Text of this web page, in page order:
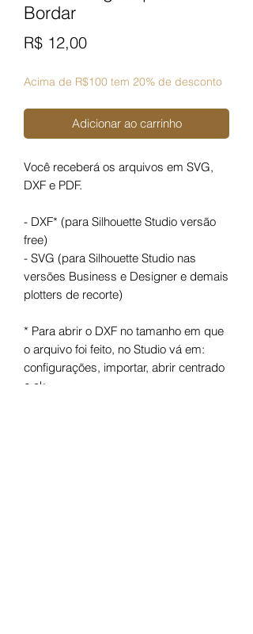
Bordar
R$ 12,00Preço
Acima de R$100 tem 20% de desconto
Adicionar ao carrinho
Você receberá os arquivos em SVG,
DXF e PDF.
- DXF* (para Silhouette Studio versão
free)
- SVG (para Silhouette Studio nas
versões Business e Designer e demais
plotters de recorte)
* Para abrir o DXF no tamanho em que
o arquivo foi feito, no Studio vá em:
configurações, importar, abrir centrado
e ok.